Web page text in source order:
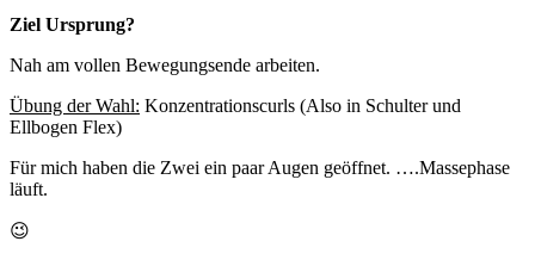
Ziel Ursprung?
Nah am vollen Bewegungsende arbeiten.
Übung der Wahl: Konzentrationscurls (Also in Schulter und
Ellbogen Flex)
Für mich haben die Zwei ein paar Augen geöffnet. ….Massephase
läuft.
😉